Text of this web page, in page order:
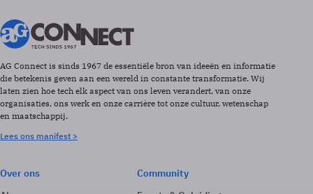
AG Connect is sinds 1967 de essentiële bron van ideeën en informatie
die betekenis geven aan een wereld in constante transformatie. Wij
laten zien hoe tech elk aspect van ons leven verandert, van onze
organisaties, ons werk en onze carrière tot onze cultuur, wetenschap
en maatschappij.
Lees ons manifest >
Over ons
Community